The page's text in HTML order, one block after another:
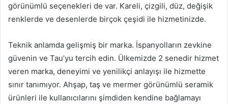
görünümlü seçenekleri de var. Kareli, çizgili, düz, değişik
renklerde ve desenlerde birçok çeşidi ile hizmetinizde.
Teknik anlamda gelişmiş bir marka. İspanyolların zevkine
güvenin ve Tau’yu tercih edin. Ülkemizde 2 senedir hizmet
veren marka, deneyimi ve yenilikçi anlayışı ile hizmette
sınır tanımıyor. Ahşap, taş ve mermer görünümlü seramik
ürünleri ile kullanıcılarını şimdiden kendine bağlamayı